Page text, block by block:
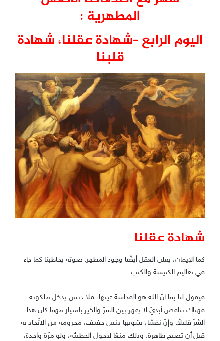
المطهرية :
اليوم الرابع –شهادة عقلنا، شهادة
قلبنا
شهادة عقلنا
كما الإيمان، يعلن العقل أيضًا وجود المطهر. صوته يخاطبنا كما جاء
في تعاليم الكنيسة والكتب.
فيقول لنا بما أنّ الله هو القداسة عينها، فلا دنس يدخل ملكوته.
فهناك تناقض أبديّ لا يقهر بين الشرّ والخير بامتياز مهما كان هذا
الشرّ قليلاً. وإنّ نفسًا، يشوبها دنس خفيف، محرومة من الاتّحاد به
قبل أن تصبح طاهرة. وذلك منعًا لدخول الخطيئة، ولو مرّة واحدة،